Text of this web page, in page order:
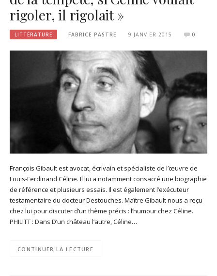
rigoler, il rigolait »
LITTÉRATURE FABRICE PASTRE 9 JANVIER 2015 0
François Gibault est avocat, écrivain et spécialiste de l’œuvre de
Louis-Ferdinand Céline. Il lui a notamment consacré une biographie
de référence et plusieurs essais. Il est également l’exécuteur
testamentaire du docteur Destouches. Maître Gibault nous a reçu
chez lui pour discuter d’un thème précis : l’humour chez Céline.
PHILITT : Dans D’un château l’autre, Céline…
CONTINUER LA LECTURE